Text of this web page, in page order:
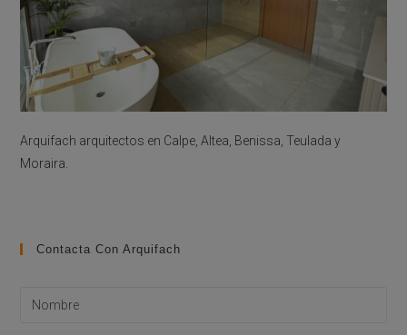
Arquifach arquitectos en Calpe, Altea, Benissa, Teulada y
Moraira.
Contacta Con Arquifach